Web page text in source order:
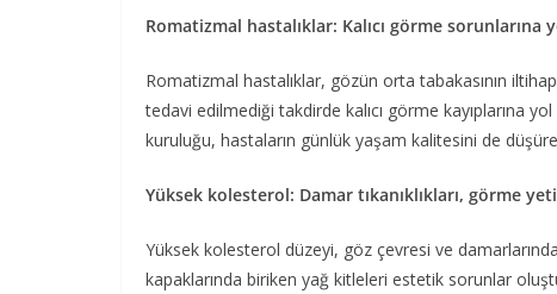
Romatizmal hastalıklar: Kalıcı görme sorunlarına
Romatizmal hastalıklar, gözün orta tabakasının
tedavi edilmediği takdirde kalıcı görme kayıplarına
kuruluğu, hastaların günlük yaşam kalitesini de
Yüksek kolesterol: Damar tıkanıklıkları, görme
Yüksek kolesterol düzeyi, göz çevresi ve
kapaklarında biriken yağ kitleleri estetik sorunlar